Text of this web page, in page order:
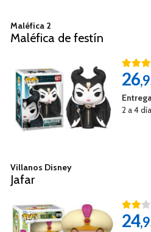
Maléfica 2
Maléfica de festín
26
2 a 4
Villanos Disney
Jafar
24